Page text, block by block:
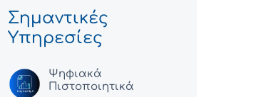
Σημαντικές
Υπηρεσίες
Ψηφιακά
Πιστοποιητικά